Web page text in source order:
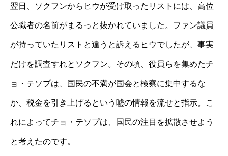
翌日、ソクフンからヒウが受け取ったリストには、高位
公職者の名前がまるっと抜かれていました。ファン議員
が持っていたリストと違うと訴えるヒウでしたが、事実
だけを調査すれとソクフン。その頃、役員らを集めたチ
ョ・テソプは、国民の不満が国会と検察に集中するな
か、税金を引き上げるという嘘の情報を流せと指示。こ
れによってチョ・テソプは、国民の注目を拡散させよう
と考えたのです。